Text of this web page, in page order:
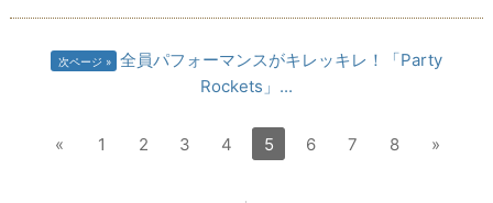
次ページ
全員パフォーマンスがキレッキレ！「Party
Rockets」...
« 1 2 3 4 5 6 7 8 »